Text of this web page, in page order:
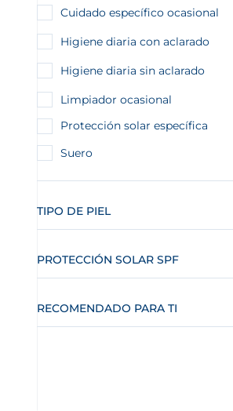
Cuidado específico ocasional
Higiene diaria con aclarado
Higiene diaria sin aclarado
Limpiador ocasional
Protección solar específica
Suero
TIPO DE PIEL
PROTECCIÓN SOLAR SPF
RECOMENDADO PARA TI